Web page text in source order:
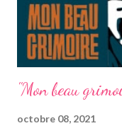
"Mon beau
octobre 08, 2021